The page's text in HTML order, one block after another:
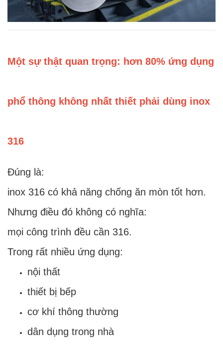
Một sự thật quan trọng: hơn 80% ứng dụng
phổ thông không nhất thiết phải dùng inox
316
Đúng là:
inox 316 có khả năng chống ăn mòn tốt hơn.
Nhưng điều đó không có nghĩa:
mọi công trình đều cần 316.
Trong rất nhiều ứng dụng:
nội thất
thiết bị bếp
cơ khí thông thường
dân dụng trong nhà